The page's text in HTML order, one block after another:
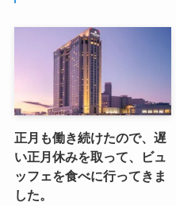
正月も働き続けたので、遅
い正月休みを取って、ビュ
ッフェを食べに行ってきま
した。